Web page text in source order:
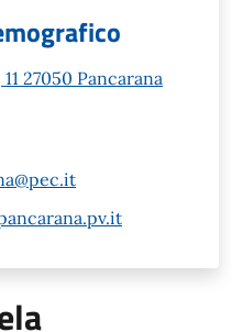
27050 Pancarana